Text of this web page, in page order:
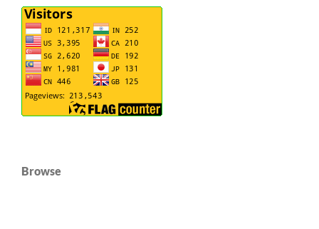
Browse